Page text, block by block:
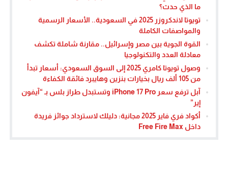
ما الذي حدث؟
تويوتا لاندكروزر 2025 في السعودية.. الأسعار الرسمية
والمواصفات الكاملة
القوة الجوية بين مصر وإسرائيل.. مقارنة شاملة تكشف
معادلة العدد والتكنولوجيا
وصول تويوتا كامري 2025 إلى السوق السعودي: أسعار تبدأ
من 105 ألف ريال بخيارات بنزين وهايبرد فائقة الكفاءة
آبل ترفع سعر iPhone 17 Pro وتستبدل طراز بلس بـ “آيفون
إير”
أكواد فري فاير 2025 مجانية: دليلك لاسترداد جوائز فريدة
داخل Free Fire Max